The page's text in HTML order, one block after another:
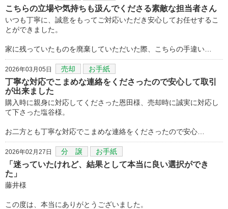
こちらの立場や気持ちも汲んでくださる素敵な担当者さん
いつも丁寧に、誠意をもってご対応いただき安心してお任せするこ
とができました。
家に残っていたものを廃棄していただいた際、こちらの手違い…
2026年03月05日 売却 お手紙
丁寧な対応でこまめな連絡をくださったので安心して取引
が出来ました
購入時に親身に対応してくださった恩田様、売却時に誠実に対応し
て下さった塩谷様。
お二方とも丁寧な対応でこまめな連絡をくださったので安心…
2026年02月27日 分 譲 お手紙
「迷っていたけれど、結果として本当に良い選択ができ
た」
藤井様
この度は、本当にありがとうございました。